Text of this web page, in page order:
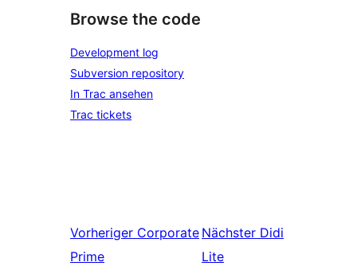
Browse the code
Development log
Subversion repository
In Trac ansehen
Trac tickets
Vorheriger Corporate
Prime
Nächster Didi
Lite